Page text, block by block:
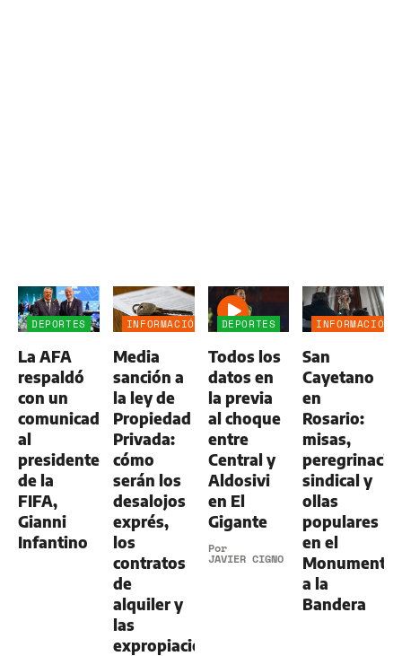
DEPORTES
La AFA
respaldó
con un
comunicado
al
presidente
de la
FIFA,
Gianni
Infantino
INFORMACIÓN
Media
sanción a
la ley de
Propiedad
Privada:
cómo
serán los
desalojos
exprés,
los
contratos
de
alquiler y
las
expropiaciones
DEPORTES
Todos los
datos en
la previa
al choque
entre
Central y
Aldosivi
en El
Gigante
Por
JAVIER CIGNO
INFORMACIÓN
San
Cayetano
en
Rosario:
misas,
sindical y
ollas
populares
en el
Monumento
a la
Bandera